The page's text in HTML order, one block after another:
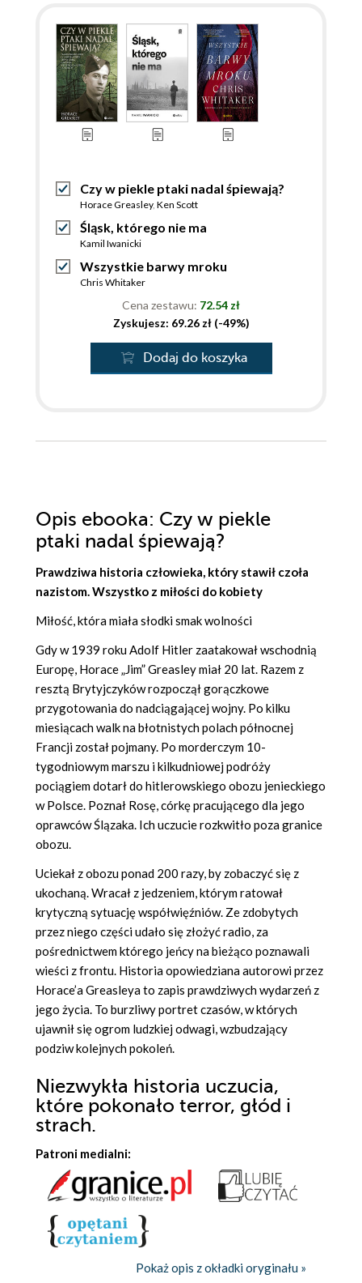
Czy w piekle ptaki nadal śpiewają?
Horace Greasley, Ken Scott
Śląsk, którego nie ma
Kamil Iwanicki
Wszystkie barwy mroku
Chris Whitaker
Cena zestawu: 72.54 zł
Zyskujesz: 69.26 zł (-49%)
Dodaj do koszyka
Opis ebooka: Czy w piekle
ptaki nadal śpiewają?
Prawdziwa historia człowieka, który stawił czoła
nazistom. Wszystko z miłości do kobiety
Miłość, która miała słodki smak wolności
Gdy w 1939 roku Adolf Hitler zaatakował wschodnią
Europę, Horace „Jim” Greasley miał 20 lat. Razem z
resztą Brytyjczyków rozpoczął gorączkowe
przygotowania do nadciągającej wojny. Po kilku
miesiącach walk na błotnistych polach północnej
Francji został pojmany. Po morderczym 10-
tygodniowym marszu i kilkudniowej podróży
pociągiem dotarł do hitlerowskiego obozu jenieckiego
w Polsce. Poznał Rosę, córkę pracującego dla jego
oprawców Ślązaka. Ich uczucie rozkwitło poza granice
obozu.
Uciekał z obozu ponad 200 razy, by zobaczyć się z
ukochaną. Wracał z jedzeniem, którym ratował
krytyczną sytuację współwięźniów. Ze zdobytych
przez niego części udało się złożyć radio, za
pośrednictwem którego jeńcy na bieżąco poznawali
wieści z frontu. Historia opowiedziana autorowi przez
Horace’a Greasleya to zapis prawdziwych wydarzeń z
jego życia. To burzliwy portret czasów, w których
ujawnił się ogrom ludzkiej odwagi, wzbudzający
podziw kolejnych pokoleń.
Niezwykła historia uczucia,
które pokonało terror, głód i
strach.
Patroni medialni:
Pokaż opis z okładki oryginału »